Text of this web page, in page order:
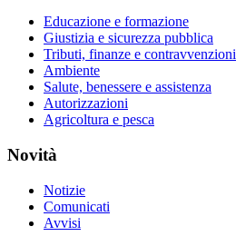
Educazione e formazione
Giustizia e sicurezza pubblica
Tributi, finanze e contravvenzioni
Ambiente
Salute, benessere e assistenza
Autorizzazioni
Agricoltura e pesca
Novità
Notizie
Comunicati
Avvisi